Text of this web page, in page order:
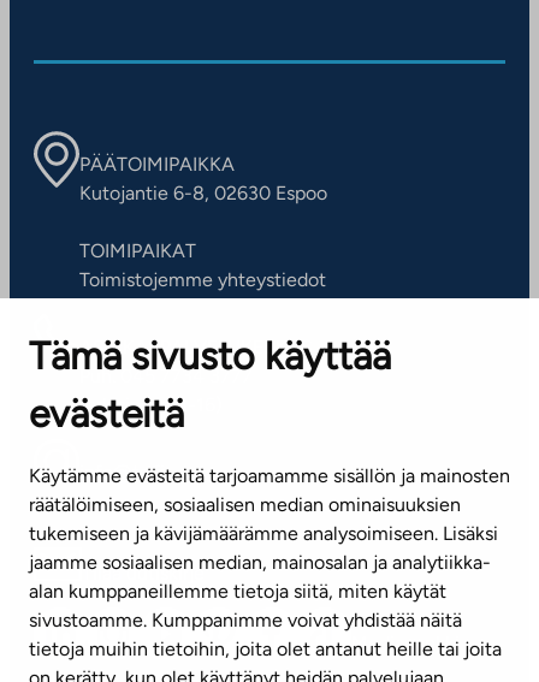
Tämä sivusto käyttää
evästeitä
Käytämme evästeitä tarjoamamme sisällön ja mainosten
räätälöimiseen, sosiaalisen median ominaisuuksien
tukemiseen ja kävijämäärämme analysoimiseen. Lisäksi
jaamme sosiaalisen median, mainosalan ja analytiikka-
alan kumppaneillemme tietoja siitä, miten käytät
sivustoamme. Kumppanimme voivat yhdistää näitä
tietoja muihin tietoihin, joita olet antanut heille tai joita
PÄÄTOIMIPAIKKA
Kutojantie 6-8, 02630 Espoo
TOIMIPAIKAT
Toimistojemme yhteystiedot
ASIAKASPALVELUKESKUS
Puh. 045 7734 3777
(arkisin klo 8-16)
info@ta.fi
Tilaa uutiskirje
Mediapankki